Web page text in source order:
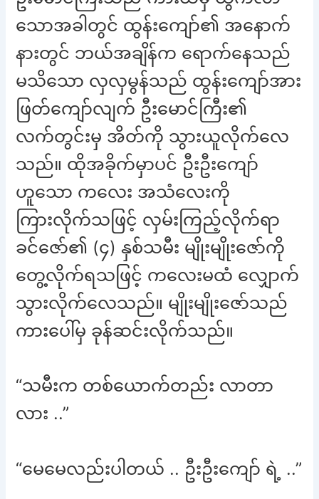
သောအခါတွင် ထွန်းကျော်၏ အနောက်
နားတွင် ဘယ်အချိန်က ရောက်နေသည်
မသိသော လှလှမွန်သည် ထွန်းကျော်အား
ဖြတ်ကျော်လျက် ဦးမောင်ကြီး၏
လက်တွင်းမှ အိတ်ကို သွားယူလိုက်လေ
သည်။ ထိုအခိုက်မှာပင် ဦးဦးကျော်
ဟူသော ကလေး အသံလေးကို
ကြားလိုက်သဖြင့် လှမ်းကြည့်လိုက်ရာ
ခင်ဇော်၏ (၄) နှစ်သမီး မျိုးမျိုးဇော်ကို
တွေ့လိုက်ရသဖြင့် ကလေးမထံ လျှောက်
သွားလိုက်လေသည်။ မျိုးမျိုးဇော်သည်
ကားပေါ်မှ ခုန်ဆင်းလိုက်သည်။
“သမီးက တစ်ယောက်တည်း လာတာ
လား ..”
“မေမေလည်းပါတယ် .. ဦးဦးကျော် ရဲ့ ..”